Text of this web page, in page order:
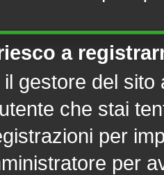
a
gestore del
che stai
per
per